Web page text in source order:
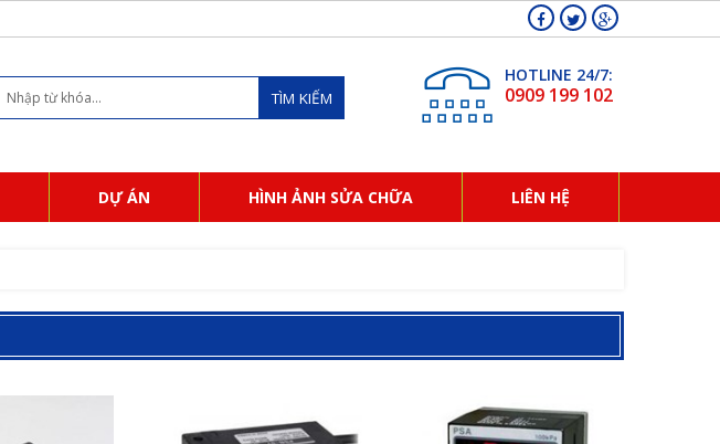
TÌM KIẾM
HOTLINE 24/7:
0909 199 102
DỰ ÁN HÌNH ẢNH SỬA CHỮA LIÊN HỆ